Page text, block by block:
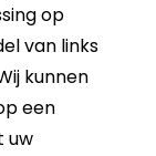
op
van links
kunnen
een
uw